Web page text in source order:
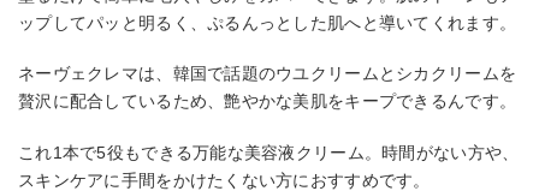
ップしてパッと明るく、ぷるんっとした肌へと導いてくれます。
ネーヴェクレマは、韓国で話題のウユクリームとシカクリームを
贅沢に配合しているため、艶やかな美肌をキープできるんです。
これ1本で5役もできる万能な美容液クリーム。時間がない方や、
スキンケアに手間をかけたくない方におすすめです。